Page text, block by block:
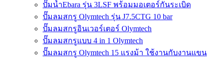
ปั๊มน้ำEbara รุ่น 3LSF พร้อมมอเตอร์กันระเบิด
ปั๊มลมสกรู Olymtech รุ่น J7.5CTG 10 bar
ปั๊มลมสกรูอินเวอร์เตอร์ Olymtech
ปั๊มลมสกรูแบบ 4 in 1 Olymtech
ปั๊มลมสกรู Olymtech 15 แรงม้า ใช้งานกับงานแขน